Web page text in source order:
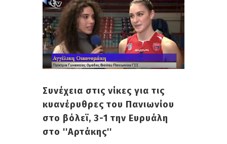
Συνέχεια στις νίκες για τις
κυανέρυθρες του Πανιωνίου
στο βόλεϊ, 3-1 την Ευρυάλη
στο ''Αρτάκης''